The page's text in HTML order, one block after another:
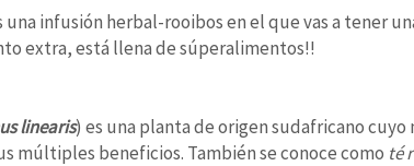
una infusión herbal-rooibos en el que vas a tener
extra, está llena de súperalimentos!!
linearis) es una planta de origen sudafricano
múltiples beneficios. También se conoce como té